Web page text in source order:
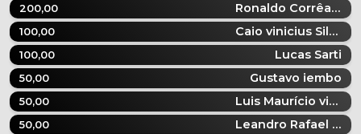
200,00 Ronaldo Corrêa da Costa
100,00 Caio vinicius Silva
100,00 Lucas Sarti
50,00 Gustavo iembo
50,00 Luis Maurício vitro Maurício vitro
50,00 Leandro Rafael Romera Lemos